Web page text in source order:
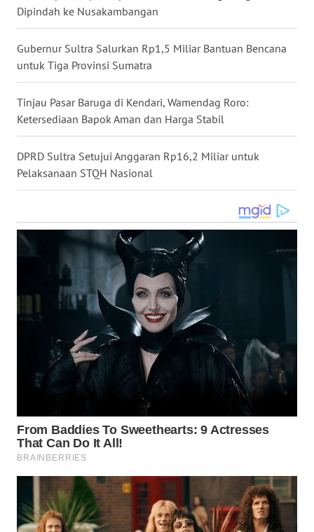
Dipindah ke Nusakambangan
Gubernur Sultra Salurkan Rp1,5 Miliar Bantuan Bencana
untuk Tiga Provinsi Sumatra
Tinjau Pasar Baruga di Kendari, Wamendag Roro:
Ketersediaan Bapok Aman dan Harga Stabil
DPRD Sultra Setujui Anggaran Rp16,2 Miliar untuk
Pelaksanaan STQH Nasional
WN
NUSANTARA
WN
JOGJA
WN
JATIM
WN
BALI
WN
KALTENG
KALTARA
WN
KALSEL
WN
KALTIM
SULSEL